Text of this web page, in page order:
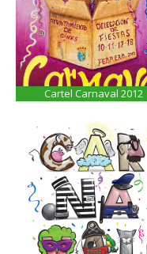
Cartel Carnaval 2012